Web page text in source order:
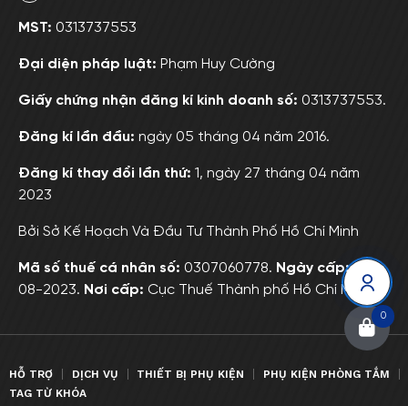
MST: 0313737553
Đại diện pháp luật: Phạm Huy Cường
Giấy chứng nhận đăng kí kinh doanh số: 0313737553.
Đăng kí lần đầu: ngày 05 tháng 04 năm 2016.
Đăng kí thay đổi lần thứ: 1, ngày 27 tháng 04 năm
2023
Bởi Sở Kế Hoạch Và Đầu Tư Thành Phố Hồ Chí Minh
Mã số thuế cá nhân số: 0307060778. Ngày cấp:01-
08-2023. Nơi cấp: Cục Thuế Thành phố Hồ Chí Minh
HỖ TRỢ DỊCH VỤ THIẾT BỊ PHỤ KIỆN
PHỤ KIỆN PHÒNG TẮM
TAG TỪ KHÓA
0